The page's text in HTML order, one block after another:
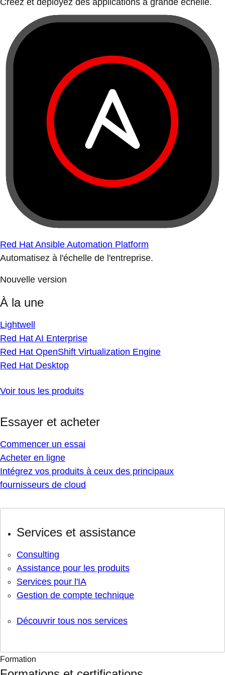
Créez et déployez des applications à grande échelle.
Red Hat Ansible Automation Platform
Automatisez à l'échelle de l'entreprise.
Nouvelle version
À la une
Lightwell
Red Hat AI Enterprise
Red Hat OpenShift Virtualization Engine
Red Hat Desktop
Voir tous les produits
Essayer et acheter
Commencer un essai
Acheter en ligne
Intégrez vos produits à ceux des principaux
fournisseurs de cloud
Services et assistance
Consulting
Assistance pour les produits
Services pour l'IA
Gestion de compte technique
Découvrir tous nos services
Formation